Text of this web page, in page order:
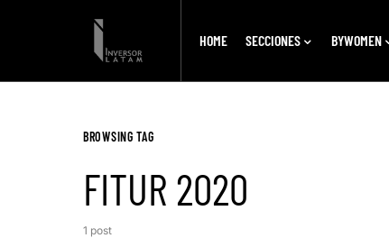
HOME SECCIONES BYWOMEN
BROWSING TAG
FITUR 2020
1 post